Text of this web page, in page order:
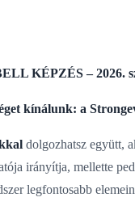
KÉPZÉS – 2026.
kínálunk: a
dolgozhatsz együtt,
irányítja, mellette
legfontosabb